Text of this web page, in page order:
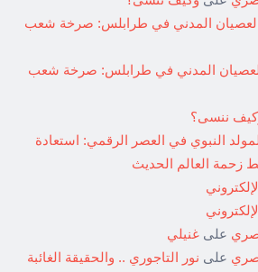
المدني في طرابلس: صرخة شعب
المدني في طرابلس: صرخة شعب
ننسى؟
النبوي في العصر الرقمي: استعادة
زحمة العالم الحديث
على غنيلي
على نور التاجوري .. والحقيقة الغائبة